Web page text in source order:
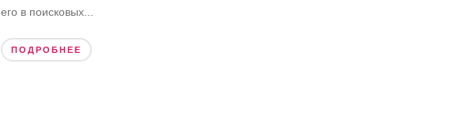
его в поисковых...
ПОДРОБНЕЕ